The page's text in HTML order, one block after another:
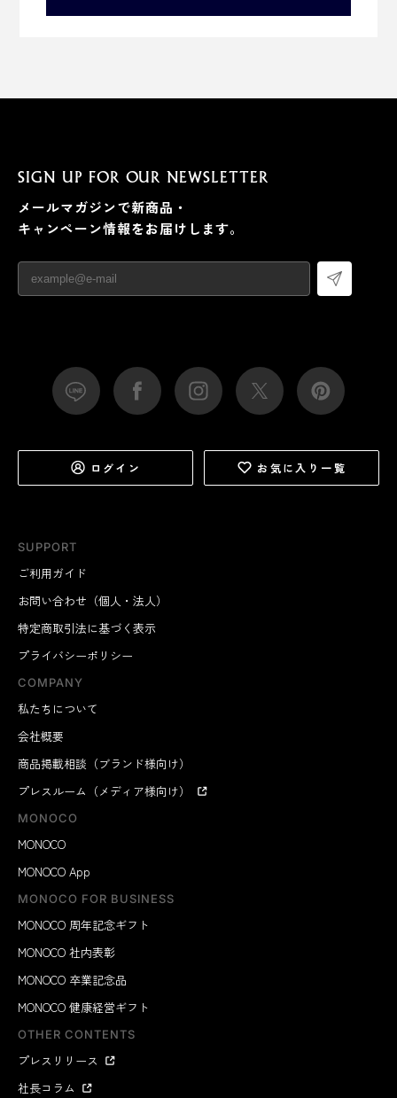
SUPPORT
ご利用ガイド
お問い合わせ（個人・法人）
特定商取引法に基づく表示
プライバシーポリシー
COMPANY
私たちについて
会社概要
商品掲載相談（ブランド様向け）
プレスルーム（メディア様向け）
MONOCO
MONOCO
MONOCO App
MONOCO FOR BUSINESS
MONOCO 周年記念ギフト
MONOCO 社内表彰
MONOCO 卒業記念品
MONOCO 健康経営ギフト
OTHER CONTENTS
プレスリリース
社長コラム
SIGN UP FOR OUR NEWSLETTER
メールマガジンで新商品・
キャンペーン情報をお届けします。
ログイン お気に入り一覧